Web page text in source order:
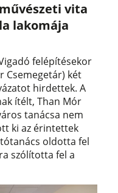
vita
lakomája
felépítésekor
Csemegetár) két
hirdettek. A
ítélt, Than Mór
tanácsa nem
ki az érintettek
oldotta fel
szólította fel a